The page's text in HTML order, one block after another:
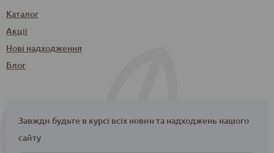
Каталог
Акції
Нові надходження
Блог
Завжди будьте в курсі всіх новин та надходжень нашого
сайту